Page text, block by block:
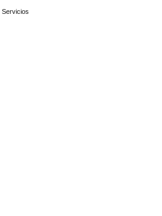
Servicios